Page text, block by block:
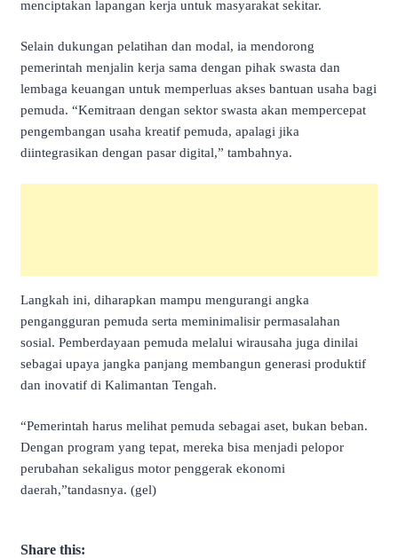
menciptakan lapangan kerja untuk masyarakat sekitar.
Selain dukungan pelatihan dan modal, ia mendorong
pemerintah menjalin kerja sama dengan pihak swasta dan
lembaga keuangan untuk memperluas akses bantuan usaha bagi
pemuda. “Kemitraan dengan sektor swasta akan mempercepat
pengembangan usaha kreatif pemuda, apalagi jika
diintegrasikan dengan pasar digital,” tambahnya.
Langkah ini, diharapkan mampu mengurangi angka
pengangguran pemuda serta meminimalisir permasalahan
sosial. Pemberdayaan pemuda melalui wirausaha juga dinilai
sebagai upaya jangka panjang membangun generasi produktif
dan inovatif di Kalimantan Tengah.
“Pemerintah harus melihat pemuda sebagai aset, bukan beban.
Dengan program yang tepat, mereka bisa menjadi pelopor
perubahan sekaligus motor penggerak ekonomi
daerah,”tandasnya. (gel)
Share this: